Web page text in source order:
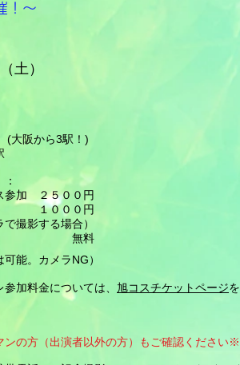
！～
土 ​）
阪から3駅！)
加 ２５００円
０００円
で撮影する場合）
無料​
可能。カメラNG）
加料金については、 旭コスチケットページ
の方（出演者以外の方）もご確認ください※